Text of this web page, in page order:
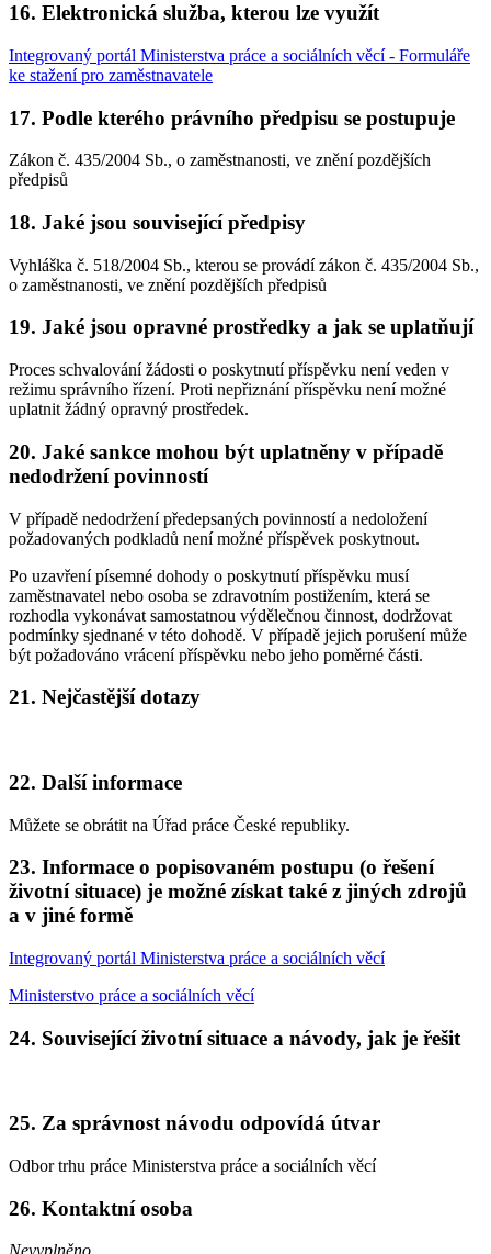
16. Elektronická služba, kterou lze využít
Integrovaný portál Ministerstva práce a sociálních věcí - Formuláře
ke stažení pro zaměstnavatele
17. Podle kterého právního předpisu se postupuje
Zákon č. 435/2004 Sb., o zaměstnanosti, ve znění pozdějších
předpisů
18. Jaké jsou související předpisy
Vyhláška č. 518/2004 Sb., kterou se provádí zákon č. 435/2004 Sb.,
o zaměstnanosti, ve znění pozdějších předpisů
19. Jaké jsou opravné prostředky a jak se uplatňují
Proces schvalování žádosti o poskytnutí příspěvku není veden v
režimu správního řízení. Proti nepřiznání příspěvku není možné
uplatnit žádný opravný prostředek.
20. Jaké sankce mohou být uplatněny v případě
nedodržení povinností
V případě nedodržení předepsaných povinností a nedoložení
požadovaných podkladů není možné příspěvek poskytnout.
Po uzavření písemné dohody o poskytnutí příspěvku musí
zaměstnavatel nebo osoba se zdravotním postižením, která se
rozhodla vykonávat samostatnou výdělečnou činnost, dodržovat
podmínky sjednané v této dohodě. V případě jejich porušení může
být požadováno vrácení příspěvku nebo jeho poměrné části.
21. Nejčastější dotazy
22. Další informace
Můžete se obrátit na Úřad práce České republiky.
23. Informace o popisovaném postupu (o řešení
životní situace) je možné získat také z jiných zdrojů
a v jiné formě
Integrovaný portál Ministerstva práce a sociálních věcí
Ministerstvo práce a sociálních věcí
24. Související životní situace a návody, jak je řešit
25. Za správnost návodu odpovídá útvar
Odbor trhu práce Ministerstva práce a sociálních věcí
26. Kontaktní osoba